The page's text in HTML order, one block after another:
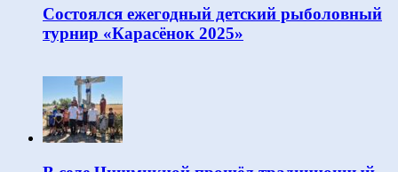
Состоялся ежегодный детский рыболовный
турнир «Карасёнок 2025»